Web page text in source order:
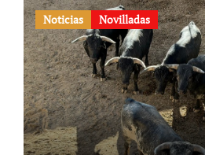
Noticias Novilladas